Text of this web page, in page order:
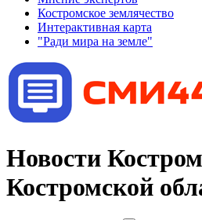
Костромское землячество
Интерактивная карта
"Ради мира на земле"
Новости
Костромской